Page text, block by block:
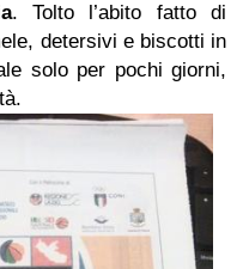
. Tolto l’abito fatto di
detersivi e biscotti in
solo per pochi giorni,